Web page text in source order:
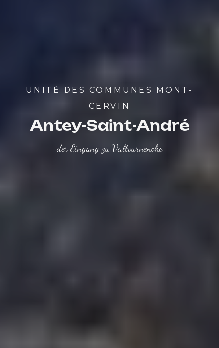
UNITÉ DES COMMUNES MONT-
CERVIN
Antey-Saint-André
der Eingang zu Valtournenche